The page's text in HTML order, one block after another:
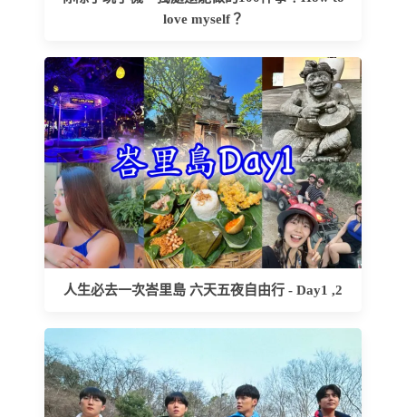
love myself？
人生必去一次峇里島 六天五夜自由行 - Day1 ,2